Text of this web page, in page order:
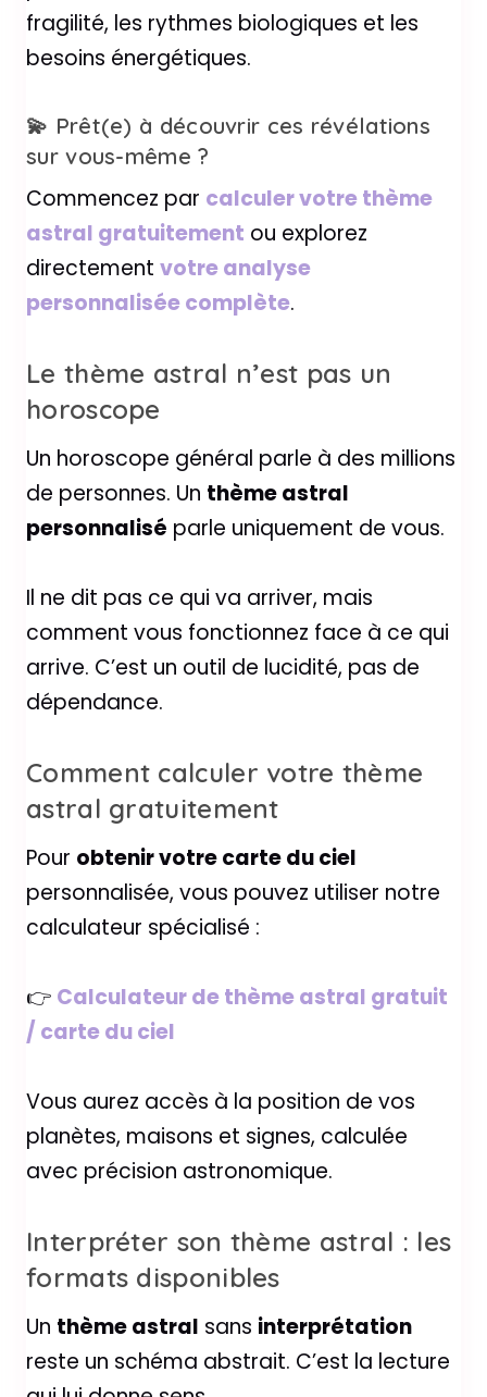
fragilité, les rythmes biologiques et les
besoins énergétiques.
💫 Prêt(e) à découvrir ces révélations
sur vous-même ?
Commencez par calculer votre thème
astral gratuitement ou explorez
directement votre analyse
personnalisée complète.
Le thème astral n’est pas un
horoscope
Un horoscope général parle à des millions
de personnes. Un thème astral
personnalisé parle uniquement de vous.
Il ne dit pas ce qui va arriver, mais
comment vous fonctionnez face à ce qui
arrive. C’est un outil de lucidité, pas de
dépendance.
Comment calculer votre thème
astral gratuitement
Pour obtenir votre carte du ciel
personnalisée, vous pouvez utiliser notre
calculateur spécialisé :
👉 Calculateur de thème astral gratuit
/ carte du ciel
Vous aurez accès à la position de vos
planètes, maisons et signes, calculée
avec précision astronomique.
Interpréter son thème astral : les
formats disponibles
Un thème astral sans interprétation
reste un schéma abstrait. C’est la lecture